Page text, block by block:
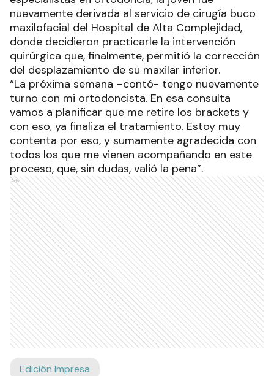
nuevamente derivada al servicio de cirugía buco
maxilofacial del Hospital de Alta Complejidad,
donde decidieron practicarle la intervención
quirúrgica que, finalmente, permitió la corrección
del desplazamiento de su maxilar inferior.
“La próxima semana –contó- tengo nuevamente
turno con mi ortodoncista. En esa consulta
vamos a planificar que me retire los brackets y
con eso, ya finaliza el tratamiento. Estoy muy
contenta por eso, y sumamente agradecida con
todos los que me vienen acompañando en este
proceso, que, sin dudas, valió la pena”.
Ads
Edición Impresa